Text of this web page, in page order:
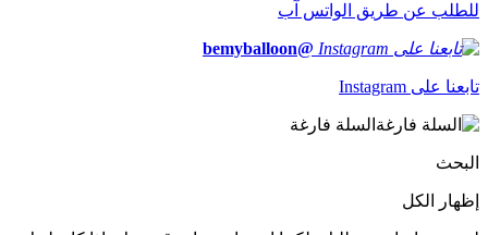
للطلب عن طريق الواتس آب
@bemyballoon
تابعنا على Instagram
السلة فارغة
البحث
إظهار الكل